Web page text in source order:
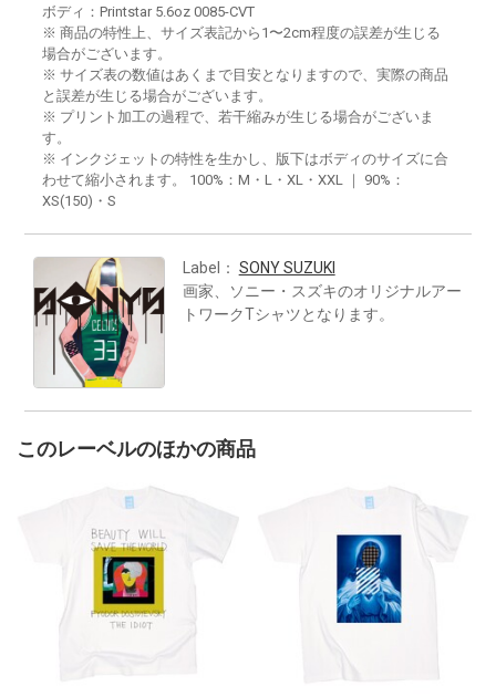
ボディ：Printstar 5.6oz 0085-CVT
※ 商品の特性上、サイズ表記から1〜2cm程度の誤差が生じる
場合がございます。
※ サイズ表の数値はあくまで目安となりますので、実際の商品
と誤差が生じる場合がございます。
※ プリント加工の過程で、若干縮みが生じる場合がございま
す。
※ インクジェットの特性を生かし、版下はボディのサイズに合
わせて縮小されます。 100%：M・L・XL・XXL ｜ 90%：
XS(150)・S
Label： SONY SUZUKI
画家、ソニー・スズキのオリジナルアー
トワークTシャツとなります。
このレーベルのほかの商品